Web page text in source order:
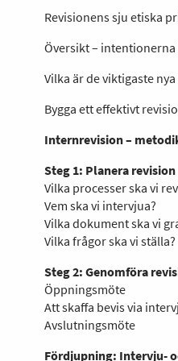
Revisionens sju etiska
Översikt – intentionerna
Vilka är de viktigaste
Bygga ett effektivt
Internrevision –
Steg 1: Planera revision
Vilka processer ska vi
Vem ska vi intervjua?
Vilka dokument ska vi
Vilka frågor ska vi ställa?
Steg 2: Genomföra
Öppningsmöte
Att skaffa bevis via
Avslutningsmöte
Fördjupning: Intervju-